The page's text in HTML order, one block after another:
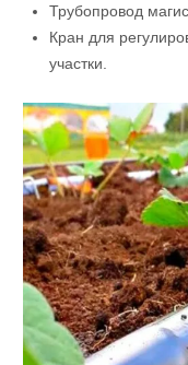
Трубопровод
Кран для
участки.